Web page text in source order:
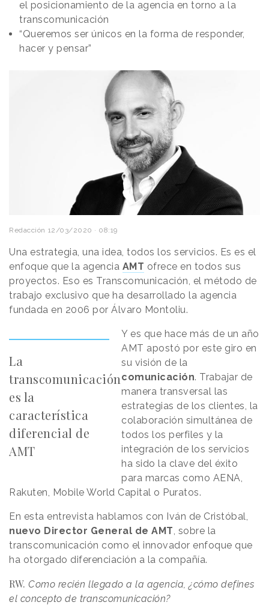
el posicionamiento de la agencia en torno a la
transcomunicación
“Queremos ser únicos en la forma de responder,
hacer y pensar”
Redacción 12/03/2020 · 08:19
Una estrategia, una idea, todos los servicios. Es es el
enfoque que la agencia AMT ofrece en todos sus
proyectos. Eso es Transcomunicación, el método de
trabajo exclusivo que ha desarrollado la agencia
fundada en 2006 por Álvaro Montoliu.
La
transcomunicación
es la
característica
diferencial de
AMT
Y es que hace más de un año
AMT apostó por este giro en
su visión de la
comunicación. Trabajar de
manera transversal las
estrategias de los clientes, la
colaboración simultánea de
todos los perfiles y la
integración de los servicios
ha sido la clave del éxito
para marcas como AENA,
Rakuten, Mobile World Capital o Puratos.
En esta entrevista hablamos con Iván de Cristóbal,
nuevo Director General de AMT , sobre la
transcomunicación como el innovador enfoque que
ha otorgado diferenciación a la compañía.
RW. Como recién llegado a la agencia, ¿cómo defines
el concepto de transcomunicación?